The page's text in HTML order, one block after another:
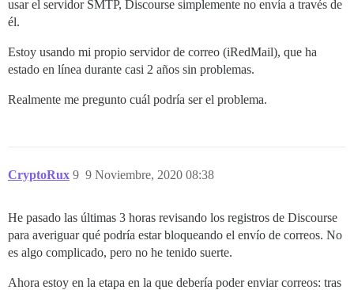
usar el servidor SMTP, Discourse simplemente no envía a través de
él.
Estoy usando mi propio servidor de correo (iRedMail), que ha
estado en línea durante casi 2 años sin problemas.
Realmente me pregunto cuál podría ser el problema.
CryptoRux 9 Noviembre, 2020 08:38
9
He pasado las últimas 3 horas revisando los registros de Discourse
para averiguar qué podría estar bloqueando el envío de correos. No
es algo complicado, pero no he tenido suerte.
Ahora estoy en la etapa en la que debería poder enviar correos: tras